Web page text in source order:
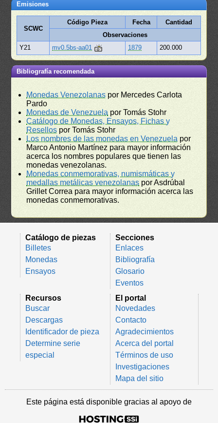
Emisiones
SCWC
Código Pieza Fecha
Cantidad
Observaciones
Y21
mv0.5bs-aa01 1879 200.000
Bibliografía recomendada
Monedas Venezolanas por Mercedes Carlota
Pardo
Monedas de Venezuela por Tomás Stohr
Catálogo de Monedas, Ensayos, Fichas y
Resellos por Tomás Stohr
Los nombres de las monedas en Venezuela por
Marco Antonio Martínez para mayor información
acerca los nombres populares que tienen las
monedas venezolanas.
Monedas conmemorativas, numismáticas y
medallas metálicas venezolanas por Asdrúbal
Grillet Correa para mayor información acerca las
monedas conmemorativas.
Catálogo de piezas
Billetes
Monedas
Ensayos
Secciones
Enlaces
Bibliografía
Glosario
Eventos
Recursos
Buscar
Descargas
Identificador de pieza
Determine serie
especial
El portal
Novedades
Contacto
Agradecimientos
Acerca del portal
Términos de uso
Investigaciones
Mapa del sitio
Este página está disponible gracias al apoyo de